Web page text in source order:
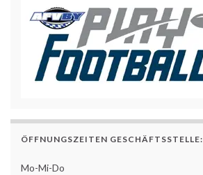
ÖFFNUNGSZEITEN GESCHÄFTSSTELLE:
Mo-Mi-Do